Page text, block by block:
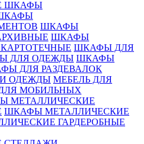
ШКАФЫ
ШКАФЫ
ШКАФЫ ДЛЯ
ДЛЯ ОДЕЖДЫ ШКАФЫ
ДЛЯ РАЗДЕВАЛОК
ОДЕЖДЫ МЕБЕЛЬ ДЛЯ
МОБИЛЬНЫХ
МЕТАЛЛИЧЕСКИЕ
ШКАФЫ МЕТАЛЛИЧЕСКИЕ
ГАРДЕРОБНЫЕ